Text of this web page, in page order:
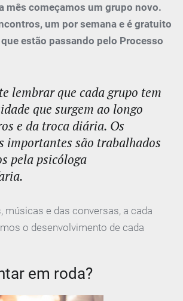
mês começamos um grupo novo.
um por semana e é gratuito
estão passando pelo Processo
lembrar que cada grupo tem
que surgem ao longo
e da troca diária. Os
importantes são trabalhados
pela psicóloga
músicas e das conversas, a cada
o desenvolvimento de cada
em roda?